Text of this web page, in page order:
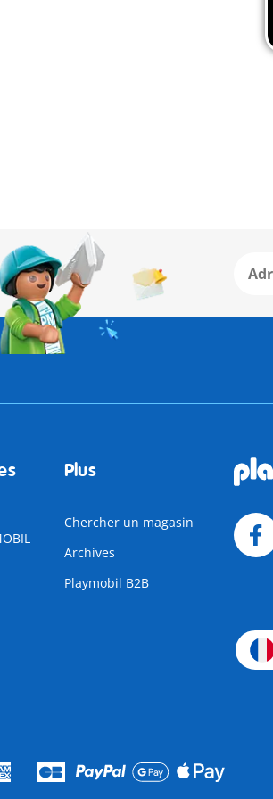
Plus
Chercher un magasin
Archives
Playmobil B2B